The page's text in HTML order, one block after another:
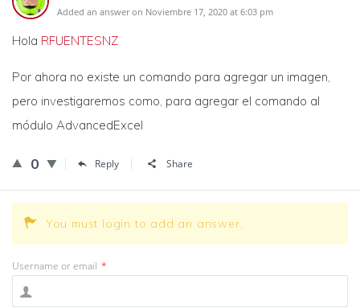
Added an answer on Noviembre 17, 2020 at 6:03 pm
Hola RFUENTESNZ
Por ahora no existe un comando para agregar un imagen,
pero investigaremos como, para agregar el comando al
módulo AdvancedExcel
0 Reply Share
You must login to add an answer.
Username or email *